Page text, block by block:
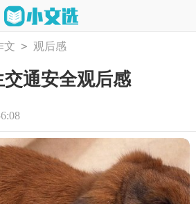
文 > 观后感
交通安全观后感